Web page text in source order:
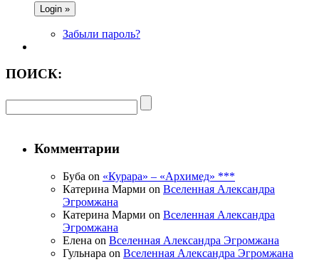
Забыли пароль?
ПОИСК:
Комментарии
Буба on «Курара» – «Архимед» ***
Катерина Марми on Вселенная Александра
Эгромжана
Катерина Марми on Вселенная Александра
Эгромжана
Елена on Вселенная Александра Эгромжана
Гульнара on Вселенная Александра Эгромжана